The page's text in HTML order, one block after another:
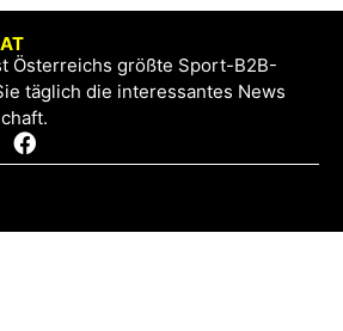
Österreichs größte Sport-B2B-
täglich die interessantes News